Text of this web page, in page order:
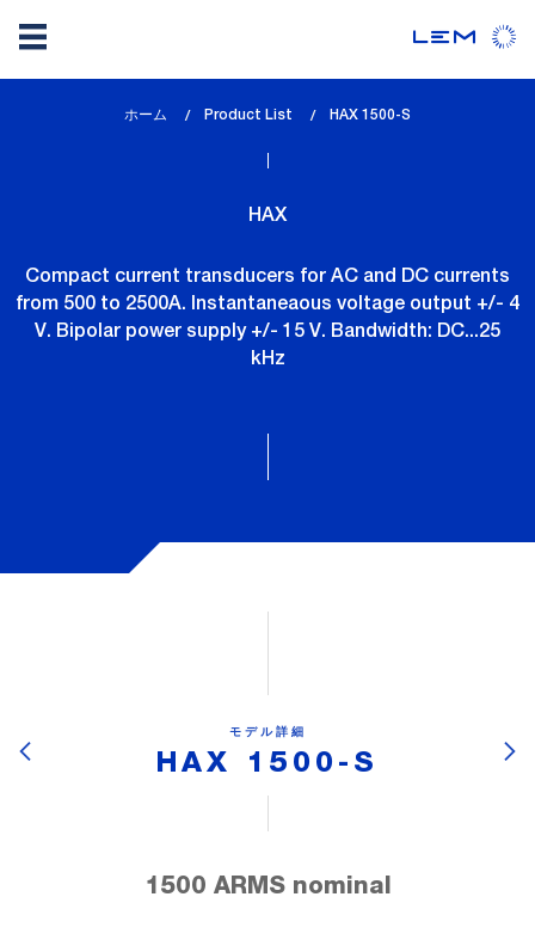
ツ
ホーム Product List
lem_current_page
HAX 1500-S
HAX
Compact current transducers for AC and DC currents
from 500 to 2500A. Instantaneaous voltage output +/- 4
V. Bipolar power supply +/- 15 V. Bandwidth: DC...25
kHz
モデル詳細
HAX 1500-S
1500 ARMS nominal